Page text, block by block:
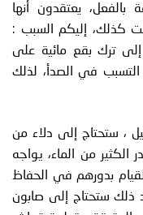
يعتقدون أنها
كذلك، إليكم السبب :
ترك بقع مائية على
التسبب في الصدأ، لذلك
، ستحتاج إلى دلاء من
الكثير من الماء، يواجه
بدورهم في الحفاظ
ذلك ستحتاج إلى صابون